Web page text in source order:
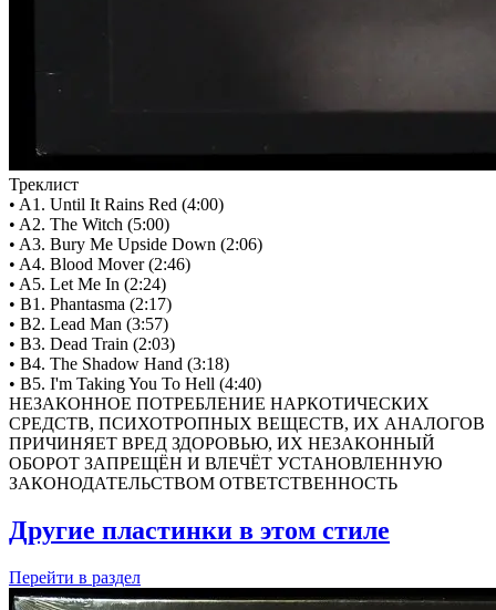
Треклист
• A1. Until It Rains Red (4:00)
• A2. The Witch (5:00)
• A3. Bury Me Upside Down (2:06)
• A4. Blood Mover (2:46)
• A5. Let Me In (2:24)
• B1. Phantasma (2:17)
• B2. Lead Man (3:57)
• B3. Dead Train (2:03)
• B4. The Shadow Hand (3:18)
• B5. I'm Taking You To Hell (4:40)
НЕЗАКОННОЕ ПОТРЕБЛЕНИЕ НАРКОТИЧЕСКИХ
СРЕДСТВ, ПСИХОТРОПНЫХ ВЕЩЕСТВ, ИХ АНАЛОГОВ
ПРИЧИНЯЕТ ВРЕД ЗДОРОВЬЮ, ИХ НЕЗАКОННЫЙ
ОБОРОТ ЗАПРЕЩЁН И ВЛЕЧЁТ УСТАНОВЛЕННУЮ
ЗАКОНОДАТЕЛЬСТВОМ ОТВЕТСТВЕННОСТЬ
Другие пластинки в этом стиле
Перейти в раздел